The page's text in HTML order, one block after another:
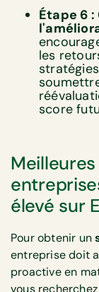
Étape 6
les
score
élevé sur
Pour obtenir un
entreprise doit
proactive en
vous